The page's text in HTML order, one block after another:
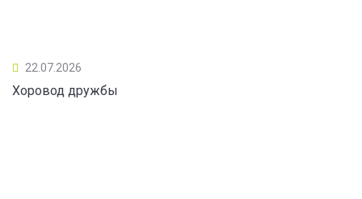
22.07.2026
Хоровод дружбы